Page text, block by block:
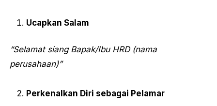
Ucapkan Salam
“Selamat siang Bapak/Ibu HRD (nama
perusahaan)”
Perkenalkan Diri sebagai Pelamar